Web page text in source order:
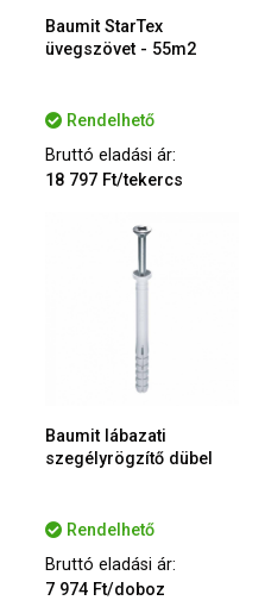
Baumit StarTex
üvegszövet - 55m2
Rendelhető
Bruttó eladási ár:
18 797 Ft/tekercs
Baumit lábazati
szegélyrögzítő dübel
Rendelhető
Bruttó eladási ár:
7 974 Ft/doboz